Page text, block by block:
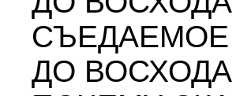
СЪЕДАЕМОЕ
ДО ВОСХОДА